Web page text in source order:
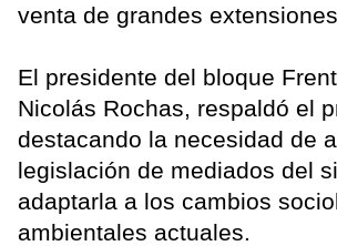
venta de grandes
El presidente del bloque
Nicolás Rochas, respaldó el
destacando la necesidad de
legislación de mediados del
adaptarla a los cambios
ambientales actuales.